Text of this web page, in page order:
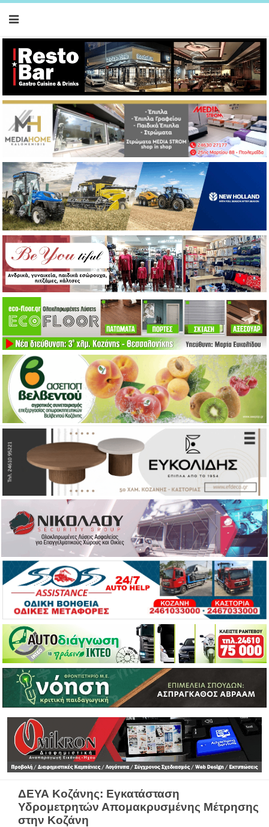
ΔΕΥΑ Κοζάνης: Εγκατάσταση
Υδρομετρητών Απομακρυσμένης Μέτρησης
στην Κοζάνη